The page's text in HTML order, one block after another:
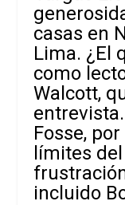
casas en
Lima. ¿El
como
Walcott,
Fosse,
límites del
incluido